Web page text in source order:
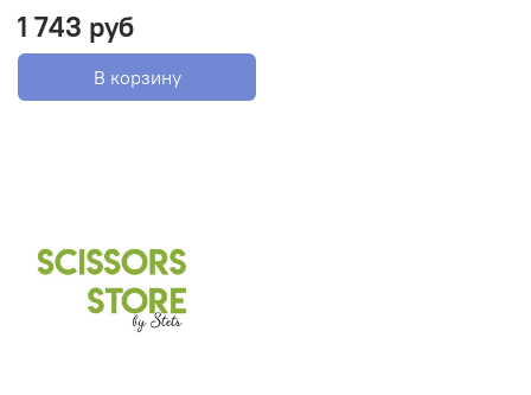
1 743 руб
В корзину